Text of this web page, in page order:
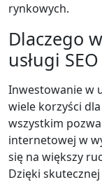
rynkowych.
Dlaczego
usługi
Inwestowanie w
wiele korzyści
wszystkim
internetowej w
się na większy
Dzięki